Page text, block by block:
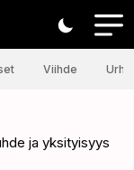
Viihde
ja yksityisyys